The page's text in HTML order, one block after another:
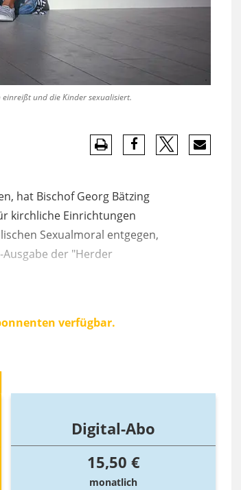
und die Kinder sexualisiert.
hat Bischof Georg Bätzing
kirchliche Einrichtungen
Sexualmoral entgegen,
der "Herder
verfügbar.
Digital-Abo
15,50 €
monatlich